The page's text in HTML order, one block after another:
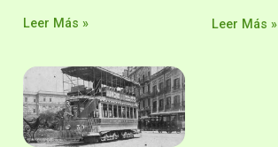
Leer Más »
Leer Más »